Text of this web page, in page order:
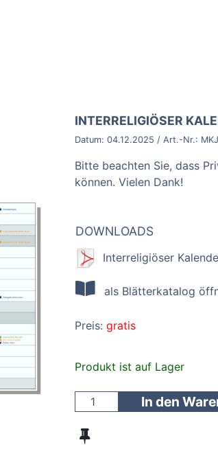
BROSCHÜRE:
INTERRELIGIÖSER
Datum: 04.12.2025 / Art.-Nr.:
Bitte beachten Sie, dass
können. Vielen Dank!
DOWNLOADS
Interreligiöser
als Blätterkatalog
Preis: gratis
Produkt ist auf Lager
In den